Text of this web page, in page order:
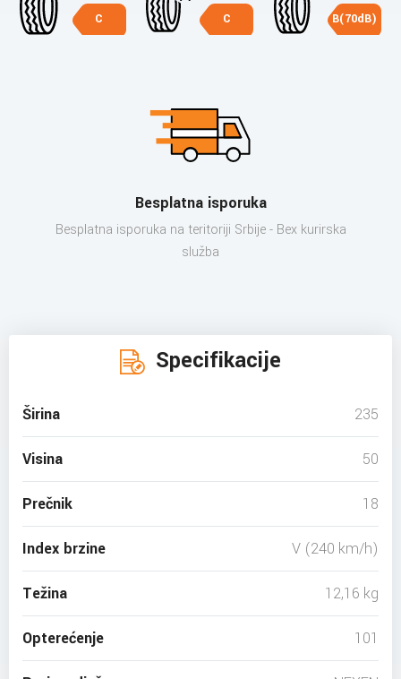
C C B(70dB)
Besplatna isporuka
Besplatna isporuka na teritoriji Srbije - Bex kurirska
služba
Specifikacije
Širina 235
Visina 50
Prečnik 18
Index brzine V (240 km/h)
Težina 12,16 kg
Opterećenje 101